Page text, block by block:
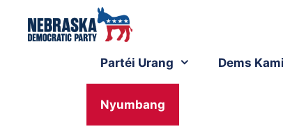
Partéi Urang Dems Kami
Nyumbang